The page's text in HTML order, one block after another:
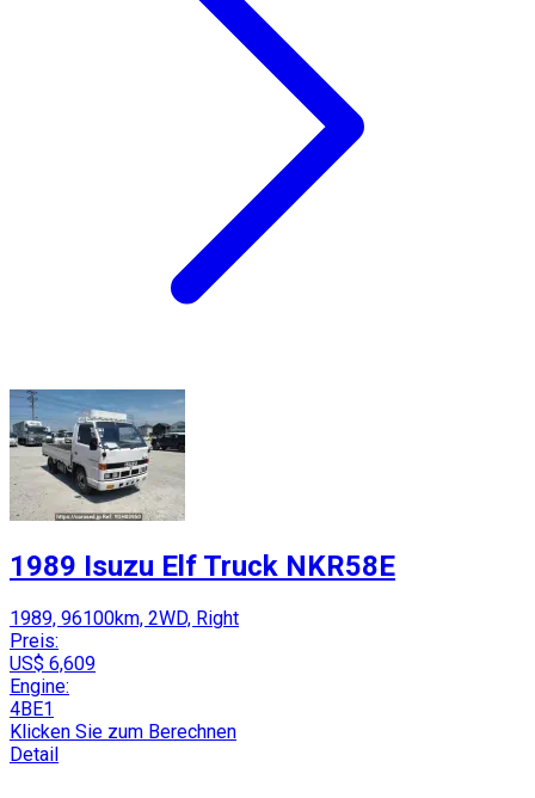
1989 Isuzu Elf Truck NKR58E
1989, 96100km, 2WD, Right
Preis:
US$ 6,609
Engine:
4BE1
Klicken Sie zum Berechnen
Detail